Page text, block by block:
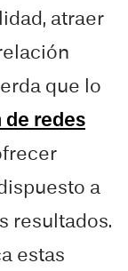
atraer
que lo
de redes
a
resultados.
estas